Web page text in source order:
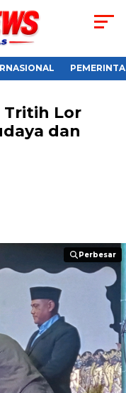
Tritih Lor
dan
Perbesar
Perbesar